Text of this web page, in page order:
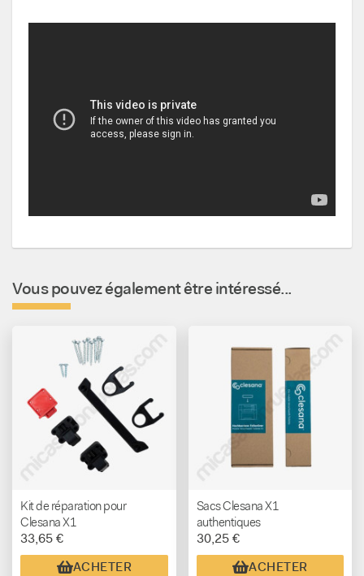
Vous pouvez également être intéressé...
Kit de réparation pour
Clesana X1
33,65 €
ACHETER
Sacs Clesana X1
authentiques
30,25 €
ACHETER